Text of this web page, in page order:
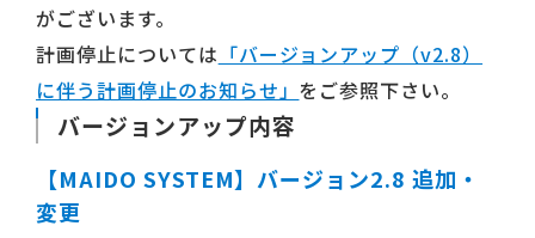
がございます。
計画停止については 「バージョンアップ（v2.8）
に伴う計画停止のお知らせ」 をご参照下さい。
バージョンアップ内容
【MAIDO SYSTEM】バージョン2.8 追加・
変更